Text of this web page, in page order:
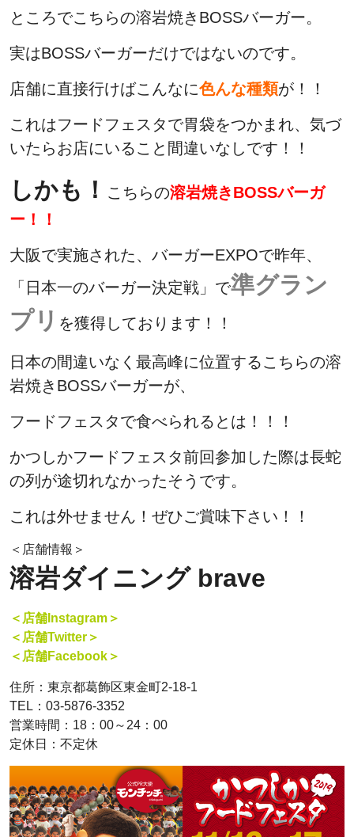
ところでこちらの溶岩焼きBOSSバーガー。
実はBOSSバーガーだけではないのです。
店舗に直接行けばこんなに色んな種類が！！
これはフードフェスタで胃袋をつかまれ、気づ
いたらお店にいること間違いなしです！！
しかも！ こちらの溶岩焼きBOSSバーガ
ー！！
大阪で実施された、バーガーEXPOで昨年、
「日本一のバーガー決定戦」で準グラン
プリ を獲得しております！！
日本の間違いなく最高峰に位置するこちらの溶
岩焼きBOSSバーガーが、
フードフェスタで食べられるとは！！！
かつしかフードフェスタ前回参加した際は長蛇
の列が途切れなかったそうです。
これは外せません！ぜひご賞味下さい！！
＜店舗情報＞
溶岩ダイニング brave
＜店舗Instagram＞
＜店舗Twitter＞
＜店舗Facebook＞
住所：東京都葛飾区東金町2-18-1
TEL：03-5876-3352
営業時間：18：00～24：00
定休日：不定休